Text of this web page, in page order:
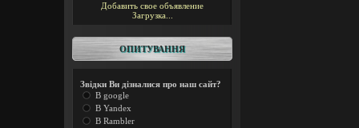
Добавить свое объявление
Загрузка...
ОПИТУВАННЯ
Звідки Ви дізналися про наш сайт?
В google
В Yandex
В Rambler